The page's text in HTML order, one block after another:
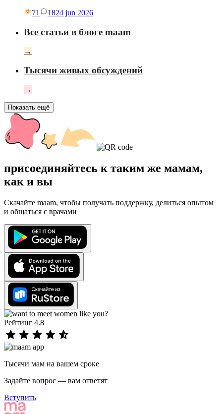
71 1824 jun 2026
Все статьи в блоге maam
→
Тысячи живых обсуждений
→
Показать ещё
присоединяйтесь к таким же мамам,
как и вы
Скачайте maam, чтобы получать поддержку, делиться опытом
и общаться с врачами
Рейтинг 4.8
Тысячи мам на вашем сроке
Задайте вопрос — вам ответят
Вступить